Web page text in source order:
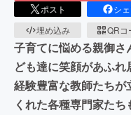
ポスト シ
埋め込み
QRコ
子育てに悩める親御
ども達に笑顔があふ
経験豊富な教師たち
くれた各種専門家た